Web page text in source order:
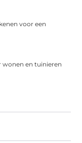
voor een
wonen en tuinieren